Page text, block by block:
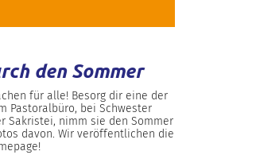
den Sommer
für alle! Besorg dir eine der
Pastoralbüro, bei Schwester
Sakristei, nimm sie den Sommer
davon. Wir veröffentlichen die